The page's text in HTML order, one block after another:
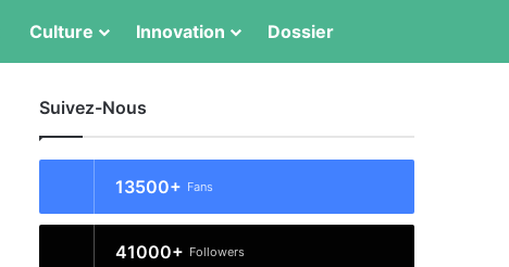
Culture Innovation Dossier
Suivez-Nous
13500+ Fans
41000+ Followers